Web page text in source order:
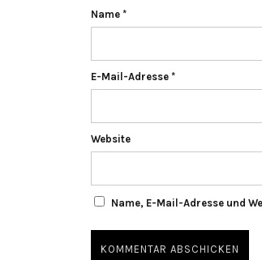
Name *
E-Mail-Adresse *
Website
Name, E-Mail-Adresse und